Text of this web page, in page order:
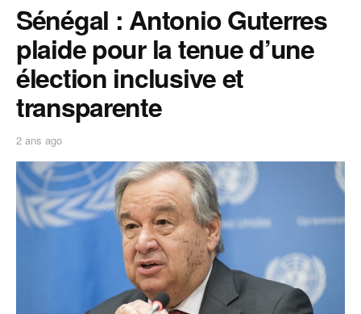
Sénégal : Antonio Guterres
plaide pour la tenue d’une
élection inclusive et
transparente
2 ans ago